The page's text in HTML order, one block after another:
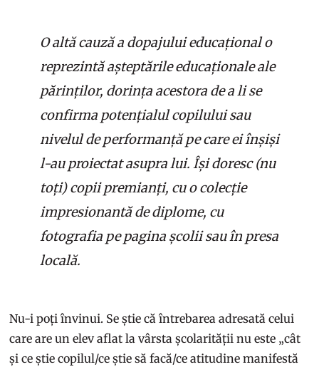
O altă cauză a dopajului educațional o
reprezintă așteptările educaționale ale
părinților, dorința acestora de a li se
confirma potențialul copilului sau
nivelul de performanță pe care ei înșiși
l-au proiectat asupra lui. Își doresc (nu
toți) copii premianți, cu o colecție
impresionantă de diplome, cu
fotografia pe pagina școlii sau în presa
locală.
Nu-i poți învinui. Se știe că întrebarea adresată celui
care are un elev aflat la vârsta școlarității nu este „cât
și ce știe copilul/ce știe să facă/ce atitudine manifestă